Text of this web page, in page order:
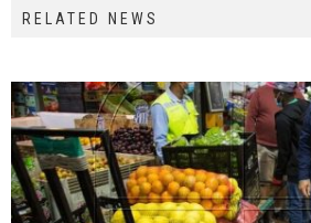
RELATED NEWS